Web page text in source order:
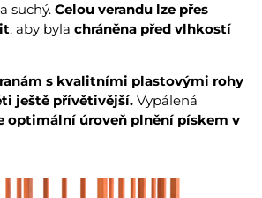
suchý. Celou verandu lze přes
, aby byla chráněna před vlhkostí
s kvalitními plastovými rohy
ještě přívětivější. Vypálená
optimální úroveň plnění pískem v